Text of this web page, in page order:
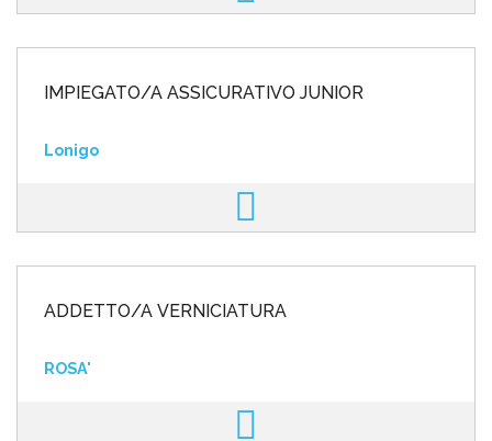
IMPIEGATO/A ASSICURATIVO JUNIOR
Lonigo
ADDETTO/A VERNICIATURA
ROSA'